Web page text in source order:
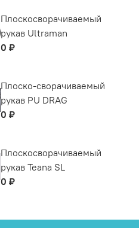
Плоскосворачиваемый
рукав Ultraman
0 ₽
Плоско-сворачиваемый
рукав PU DRAG
0 ₽
Плоскосворачиваемый
рукав Teana SL
0 ₽